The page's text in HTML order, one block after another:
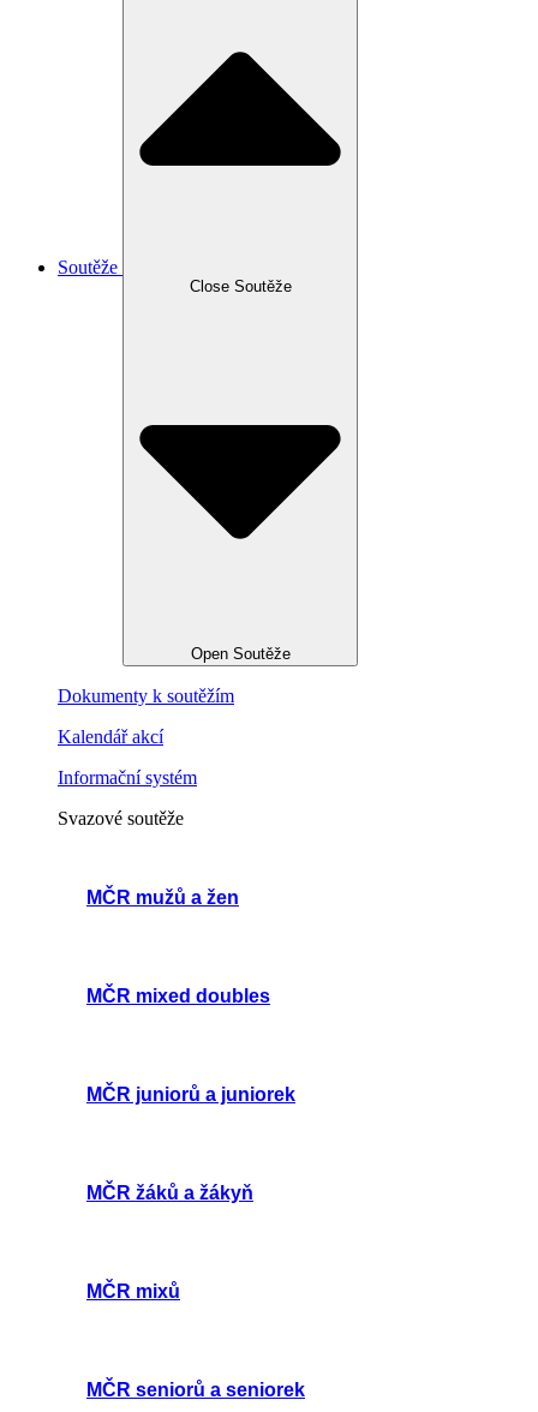
Soutěže
Close Soutěže
Open Soutěže
Dokumenty k soutěžím
Kalendář akcí
Informační systém
Svazové soutěže
MČR mužů a žen
MČR mixed doubles
MČR juniorů a juniorek
MČR žáků a žákyň
MČR mixů
MČR seniorů a seniorek